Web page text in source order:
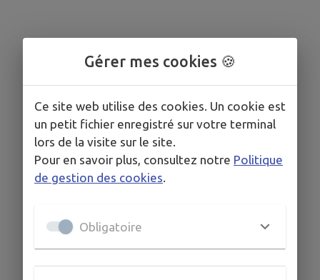
Gérer mes cookies 🍪
Ce site web utilise des cookies. Un cookie est
un petit fichier enregistré sur votre terminal
lors de la visite sur le site.
Pour en savoir plus, consultez notre Politique
de gestion des cookies.
Obligatoire